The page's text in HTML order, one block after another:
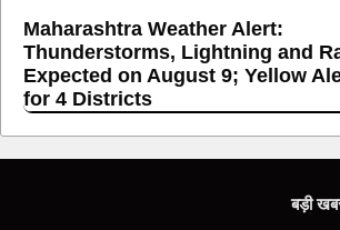
Maharashtra Weather Alert:
Thunderstorms, Lightning and
Expected on August 9; Yellow
for 4 Districts
बड़ी